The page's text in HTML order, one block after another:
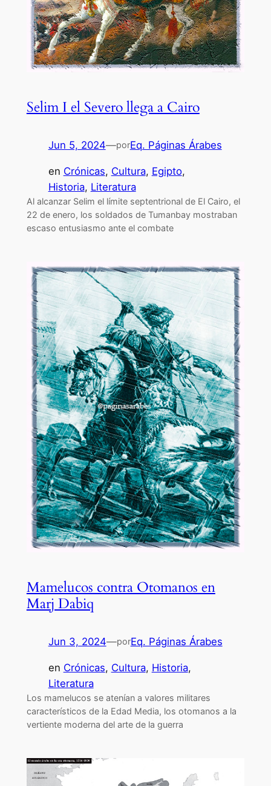
Selim I el Severo llega a Cairo
Jun 5, 2024—porEq. Páginas Árabes
en Crónicas, Cultura, Egipto
Historia, Literatura
Al alcanzar Selim el límite septentrional de El Cairo, el
22 de enero, los soldados de Tumanbay mostraban
escaso entusiasmo ante el combate
Mamelucos contra Otomanos en
Marj Dabiq
Jun 3, 2024—porEq. Páginas Árabes
en Crónicas, Cultura, Historia
Literatura
Los mamelucos se atenían a valores militares
característicos de la Edad Media, los otomanos a la
vertiente moderna del arte de la guerra